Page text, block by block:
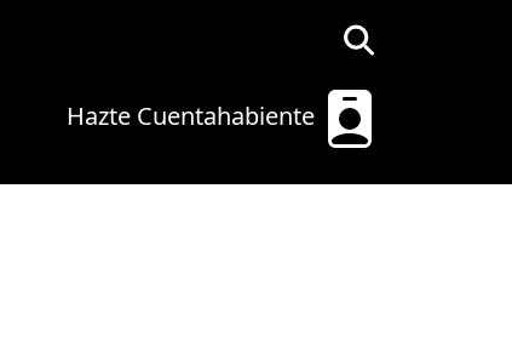
Hazte Cuentahabiente